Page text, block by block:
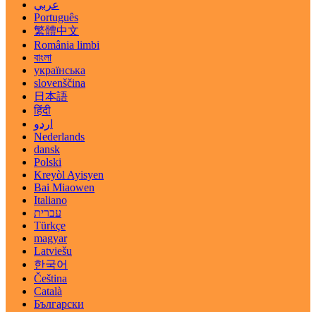
عربي
Português
繁體中文
România limbi
বাংলা
українська
slovenščina
日本語
हिंदी
اردو
Nederlands
dansk
Polski
Kreyòl Ayisyen
Bai Miaowen
Italiano
עברית
Türkçe
magyar
Latviešu
한국어
Čeština
Català
Български